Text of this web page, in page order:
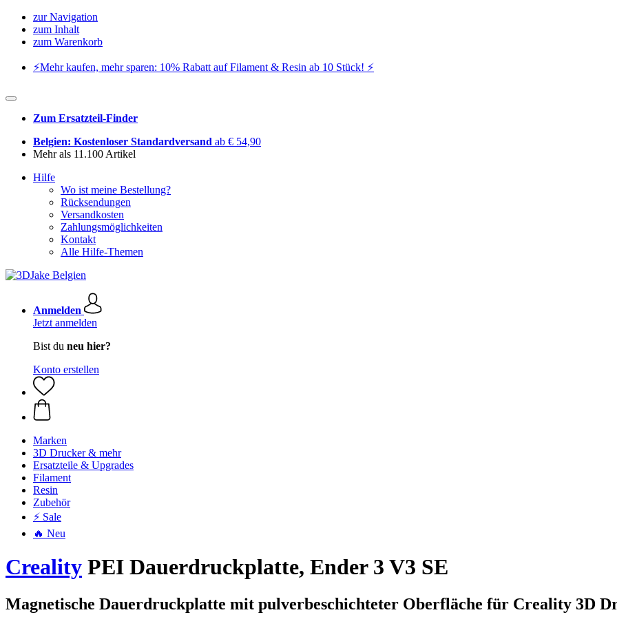
zur Navigation
zum Inhalt
zum Warenkorb
⚡️Mehr kaufen, mehr sparen: 10% Rabatt auf Filament & Resin ab 10 Stück! ⚡️
Zum Ersatzteil-Finder
Belgien: Kostenloser Standardversand ab € 54,90
Mehr als 11.100 Artikel
Hilfe
Wo ist meine Bestellung?
Rücksendungen
Versandkosten
Zahlungsmöglichkeiten
Kontakt
Alle Hilfe-Themen
Anmelden
Jetzt anmelden
Bist du neu hier?
Konto erstellen
Marken
3D Drucker & mehr
Ersatzteile & Upgrades
Filament
Resin
Zubehör
⚡ Sale
🔥 Neu
Creality PEI Dauerdruckplatte, Ender 3 V3 SE
Magnetische Dauerdruckplatte mit pulverbeschichteter Oberfläche für Creality 3D